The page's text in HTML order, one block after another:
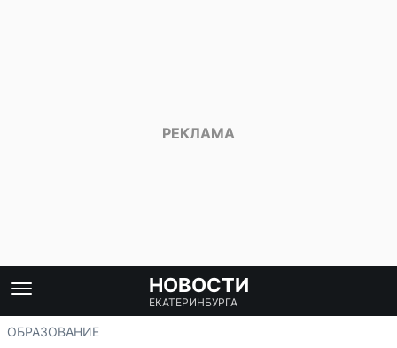
НОВОСТИ
ЕКАТЕРИНБУРГА
ОБРАЗОВАНИЕ